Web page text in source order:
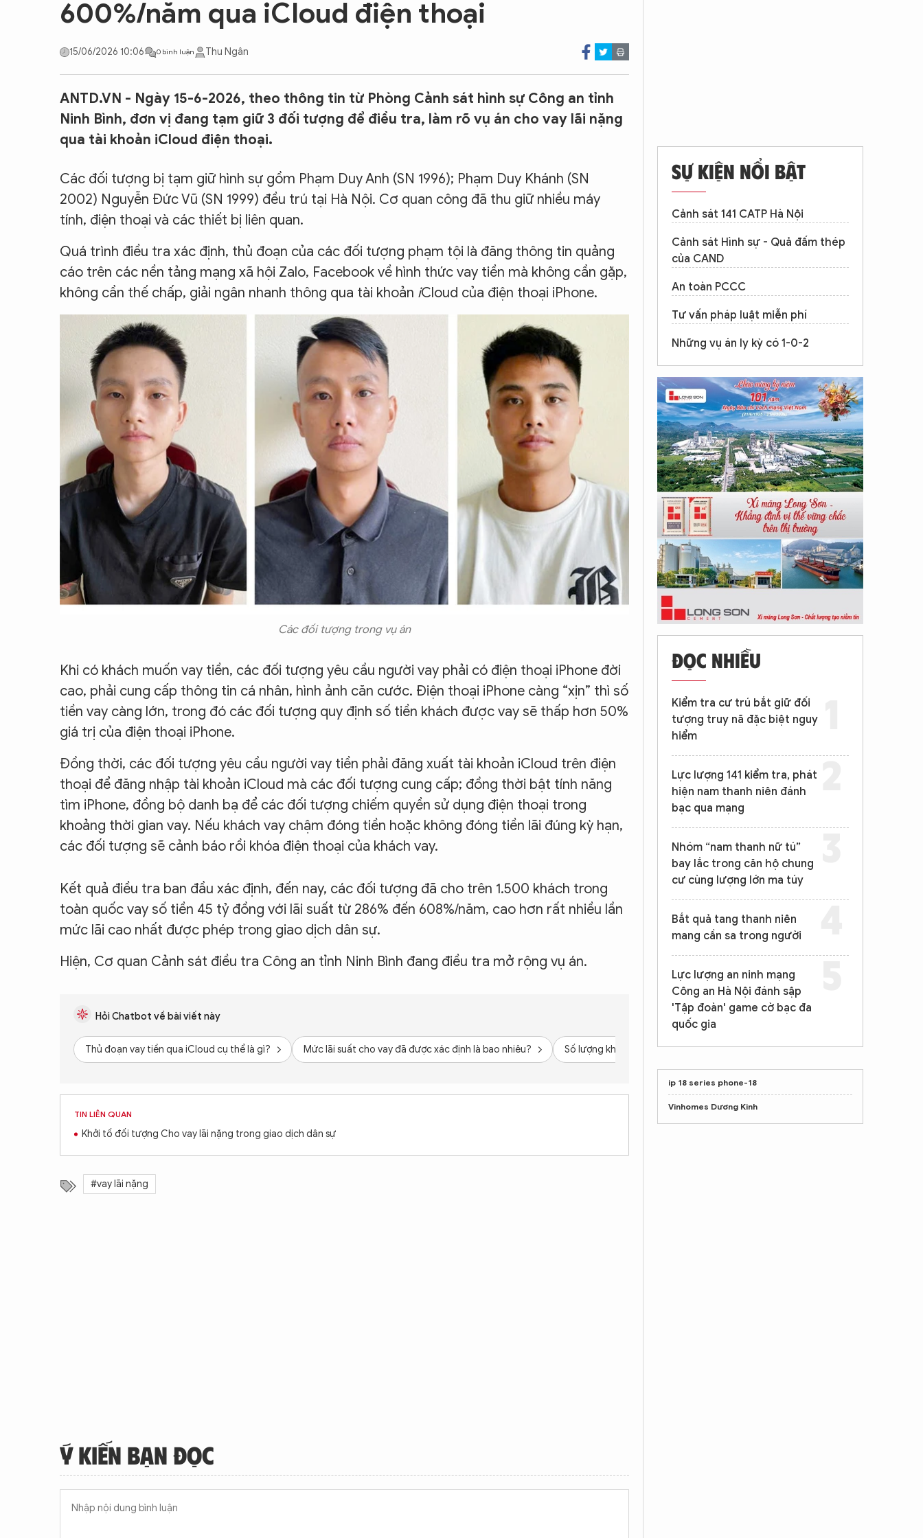
CON ĐƯỜNG KHỞI NGHIỆP
600%/năm qua iCloud điện thoại
15/06/2026 10:06 0 bình luận Thu Ngân
ANTD.VN - Ngày 15-6-2026, theo thông tin từ Phòng Cảnh sát hình sự Công an tỉnh
Ninh Bình, đơn vị đang tạm giữ 3 đối tượng để điều tra, làm rõ vụ án cho vay lãi nặng
qua tài khoản iCloud điện thoại.
Các đối tượng bị tạm giữ hình sự gồm Phạm Duy Anh (SN 1996); Phạm Duy Khánh (SN
2002) Nguyễn Đức Vũ (SN 1999) đều trú tại Hà Nội. Cơ quan công đã thu giữ nhiều máy
tính, điện thoại và các thiết bị liên quan.
Quá trình điều tra xác định, thủ đoạn của các đối tượng phạm tội là đăng thông tin quảng
cáo trên các nền tảng mạng xã hội Zalo, Facebook về hình thức vay tiền mà không cần gặp,
không cần thế chấp, giải ngân nhanh thông qua tài khoản iCloud của điện thoại iPhone.
Các đối tượng trong vụ án
Khi có khách muốn vay tiền, các đối tượng yêu cầu người vay phải có điện thoại iPhone đời
cao, phải cung cấp thông tin cá nhân, hình ảnh căn cước. Điện thoại iPhone càng “xịn” thì số
tiền vay càng lớn, trong đó các đối tượng quy định số tiền khách được vay sẽ thấp hơn 50%
giá trị của điện thoại iPhone.
Đồng thời, các đối tượng yêu cầu người vay tiền phải đăng xuất tài khoản iCloud trên điện
thoại để đăng nhập tài khoản iCloud mà các đối tượng cung cấp; đồng thời bật tính năng
tìm iPhone, đồng bộ danh bạ để các đối tượng chiếm quyền sử dụng điện thoại trong
khoảng thời gian vay. Nếu khách vay chậm đóng tiền hoặc không đóng tiền lãi đúng kỳ hạn,
các đối tượng sẽ cảnh báo rồi khóa điện thoại của khách vay.
Kết quả điều tra ban đầu xác định, đến nay, các đối tượng đã cho trên 1.500 khách trong
toàn quốc vay số tiền 45 tỷ đồng với lãi suất từ 286% đến 608%/năm, cao hơn rất nhiều lần
mức lãi cao nhất được phép trong giao dịch dân sự.
Hiện, Cơ quan Cảnh sát điều tra Công an tỉnh Ninh Bình đang điều tra mở rộng vụ án.
Hỏi Chatbot về bài viết này
Thủ đoạn vay tiền qua iCloud cụ thể là gì? Mức lãi suất cho vay đã được xác định là bao nhiêu? Số lượng khách hàng và tổng số tiền đã cho vay là bao nhiêu?
TIN LIÊN QUAN
Khởi tố đối tượng Cho vay lãi nặng trong giao dịch dân sự
#vay lãi nặng
Ý KIẾN BẠN ĐỌC
SỰ KIỆN NỔI BẬT
Cảnh sát 141 CATP Hà Nội
Cảnh sát Hình sự - Quả đấm thép
của CAND
An toàn PCCC
Tư vấn pháp luật miễn phí
Những vụ án ly kỳ có 1-0-2
ĐỌC NHIỀU
Kiểm tra cư trú bắt giữ đối
tượng truy nã đặc biệt nguy
hiểm
Lực lượng 141 kiểm tra, phát
hiện nam thanh niên đánh
bạc qua mạng
Nhóm “nam thanh nữ tú”
bay lắc trong căn hộ chung
cư cùng lượng lớn ma túy
Bắt quả tang thanh niên
mang cần sa trong người
Lực lượng an ninh mạng
Công an Hà Nội đánh sập
'Tập đoàn' game cờ bạc đa
quốc gia
ip 18 series phone-18
Vinhomes Dương Kinh